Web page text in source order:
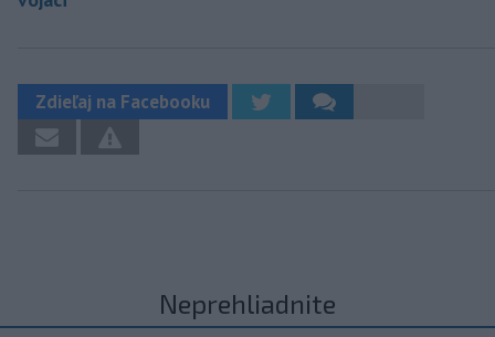
Zdieľaj na Facebooku
Neprehliadnite